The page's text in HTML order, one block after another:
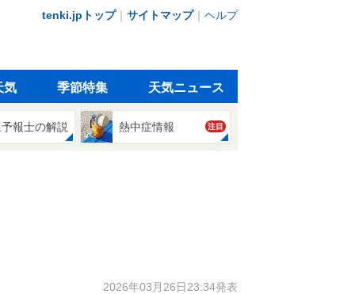
tenki.jpトップ｜ サイトマップ｜ ヘルプ
気 季節特集 天気ニュース
報士の解説 熱中症情報 注目
2026年03月26日23:34発表